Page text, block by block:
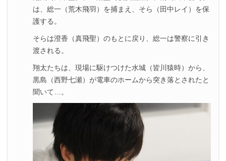
2.7 神谷刑事（浅香航大）が突き止めた犯人は？
は、総一（荒木飛羽）を捕まえ、そら（田中レイ）を保
護する。
そらは澄香（真飛聖）のもとに戻り、総一は警察に引き
渡される。
翔太たちは、現場に駆けつけた水城（皆川猿時）から、
黒島（西野七瀬）が電車のホームから突き落とされたと
聞いて…。